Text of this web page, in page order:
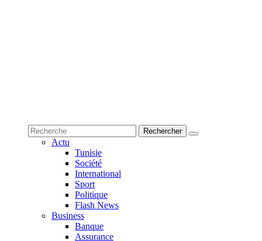
Actu
Tunisie
Société
International
Sport
Politique
Flash News
Business
Banque
Assurance